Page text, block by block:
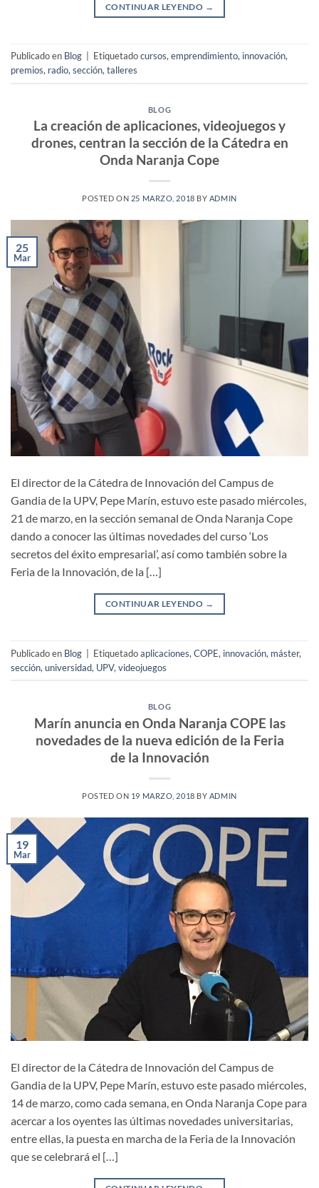
CONTINUAR LEYENDO →
Publicado en Blog Etiquetadocursos, emprendimiento, innovación,
premios, radio, sección, talleres
BLOG
La creación de aplicaciones, videojuegos y
drones, centran la sección de la Cátedra en
Onda Naranja Cope
POSTED ON 25 MARZO, 2018 BY ADMIN
25
Mar
El director de la Cátedra de Innovación del Campus de
Gandia de la UPV, Pepe Marín, estuvo este pasado miércoles,
21 de marzo, en la sección semanal de Onda Naranja Cope
dando a conocer las últimas novedades del curso ‘Los
secretos del éxito empresarial’, así como también sobre la
Feria de la Innovación, de la […]
CONTINUAR LEYENDO →
Publicado en Blog Etiquetadoaplicaciones, COPE, innovación, máster,
sección, universidad, UPV, videojuegos
BLOG
Marín anuncia en Onda Naranja COPE las
novedades de la nueva edición de la Feria
de la Innovación
POSTED ON 19 MARZO, 2018 BY ADMIN
19
Mar
El director de la Cátedra de Innovación del Campus de
Gandia de la UPV, Pepe Marín, estuvo este pasado miércoles,
14 de marzo, como cada semana, en Onda Naranja Cope para
acercar a los oyentes las últimas novedades universitarias,
entre ellas, la puesta en marcha de la Feria de la Innovación
que se celebrará el […]